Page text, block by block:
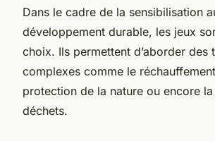
Dans le cadre de la sensibilisation
développement durable, les jeux
choix. Ils permettent d’aborder des
complexes comme le réchauffement
protection de la nature ou encore
déchets.